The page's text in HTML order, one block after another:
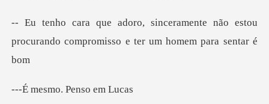
mente não estou
procurando compromi
mo. Pens